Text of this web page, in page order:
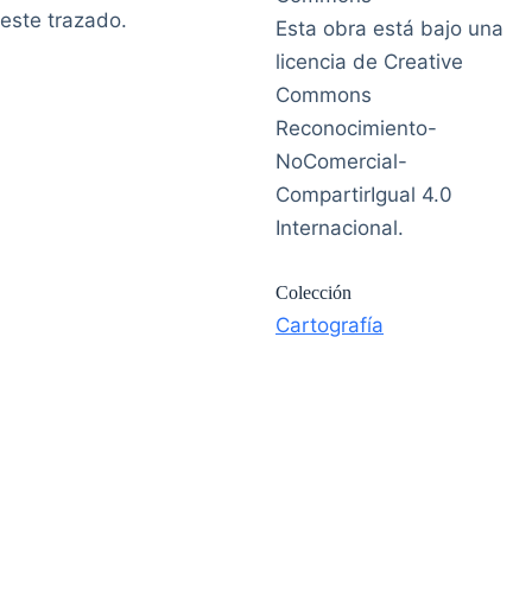
este trazado.
Esta obra está bajo una
licencia de Creative
Commons
Reconocimiento-
NoComercial-
CompartirIgual 4.0
Internacional.
Colección
Cartografía